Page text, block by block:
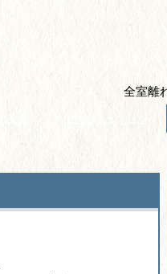
全室離